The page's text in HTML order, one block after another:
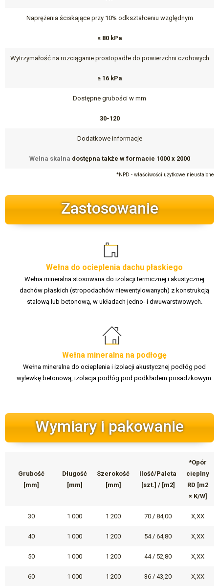
Naprężenia ściskające przy 10% odkształceniu względnym
≥ 80 kPa
Wytrzymałość na rozciąganie prostopadłe do powierzchni czołowych
≥ 16 kPa
Dostępne grubości w mm
30-120
Dodatkowe informacje
Wełna skalna dostępna także w formacie 1000 x 2000
*NPD - właściwości użytkowe nieustalone
Zastosowanie
Wełna do ocieplenia dachu płaskiego
Wełna mineralna stosowana do izolacji termicznej i akustycznej
dachów płaskich (stropodachów niewentylowanych) z konstrukcją
stalową lub betonową, w układach jedno- i dwuwarstwowych.
Wełna mineralna na podłogę
Wełna mineralna do ocieplenia i izolacji akustycznej podłóg pod
wylewkę betonową, izolacja podłóg pod podkładem posadzkowym.
Wymiary i pakowanie
Grubość
[mm]
Długość
[mm]
Szerokość
[mm]
Ilość/Paleta
[szt.] / [m2]
*Opór
cieplny
RD [m2
× K/W]
30 1 000 1 200 70 / 84,00 X,XX
40 1 000 1 200 54 / 64,80 X,XX
50 1 000 1 200 44 / 52,80 X,XX
60 1 000 1 200 36 / 43,20 X,XX